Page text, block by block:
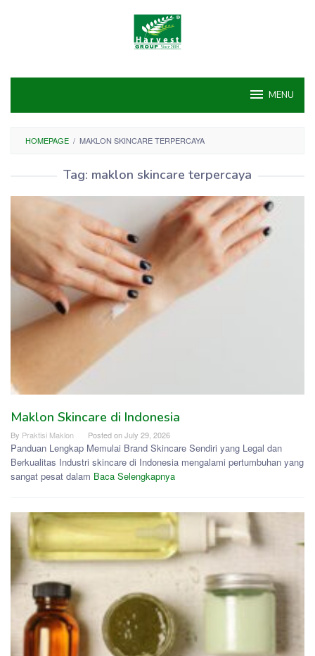
MENU
HOMEPAGE / MAKLON SKINCARE TERPERCAYA
Tag: maklon skincare terpercaya
Maklon Skincare di Indonesia
By Praktisi Maklon Posted onJuly 29, 2026
Panduan Lengkap Memulai Brand Skincare Sendiri yang Legal dan
Berkualitas Industri skincare di Indonesia mengalami pertumbuhan yang
sangat pesat dalam Baca Selengkapnya